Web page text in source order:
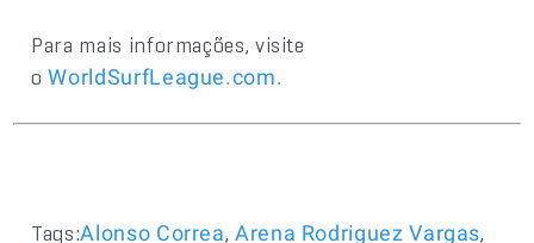
Para mais informações, visite
oWorldSurfLeague.com.
Tags:Alonso Correa,Arena Rodriguez Vargas,